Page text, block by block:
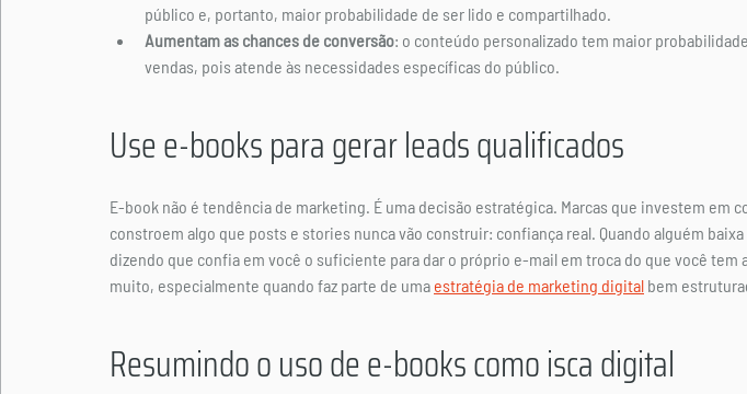
público e, portanto, maior probabilidade de ser lido e compartilhado.
Aumentam as chances de conversão: o conteúdo personalizado tem maior
vendas, pois atende às necessidades específicas do público.
Use e-books para gerar leads qualificados
E-book não é tendência de marketing. É uma decisão estratégica. Marcas que investem em
constroem algo que posts e stories nunca vão construir: confiança real. Quando alguém
dizendo que confia em você o suficiente para dar o próprio e-mail em troca do que você tem
muito, especialmente quando faz parte de uma estratégia de marketing digital bem
Resumindo o uso de e-books como isca digital